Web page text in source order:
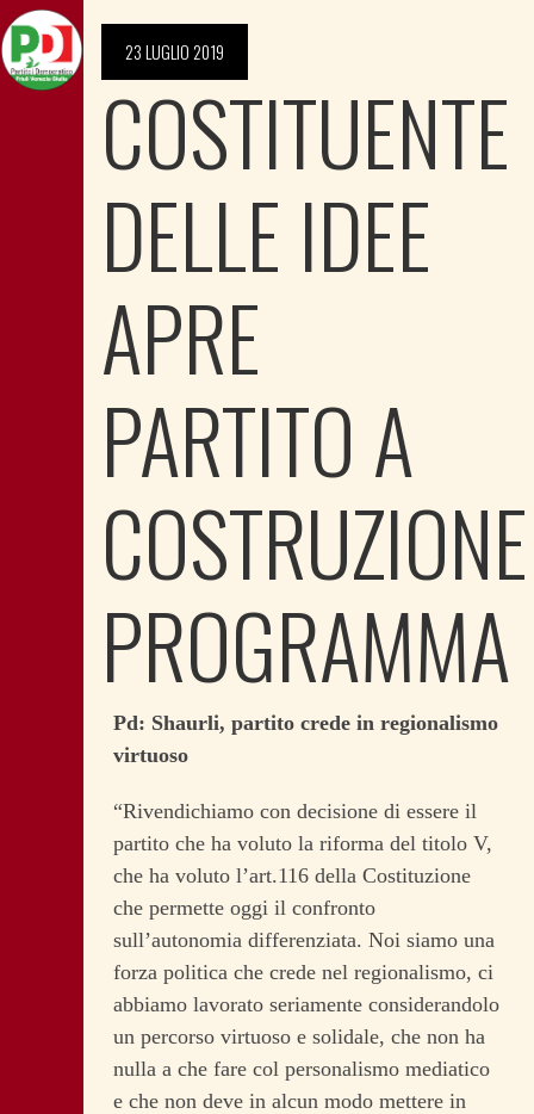
23 LUGLIO 2019
COSTITUENTE
DELLE IDEE
APRE
PARTITO A
COSTRUZIONE
PROGRAMMA
Pd: Shaurli, partito crede in regionalismo
virtuoso
“Rivendichiamo con decisione di essere il
partito che ha voluto la riforma del titolo V,
che ha voluto l’art.116 della Costituzione
che permette oggi il confronto
sull’autonomia differenziata. Noi siamo una
forza politica che crede nel regionalismo, ci
abbiamo lavorato seriamente considerandolo
un percorso virtuoso e solidale, che non ha
nulla a che fare col personalismo mediatico
e che non deve in alcun modo mettere in